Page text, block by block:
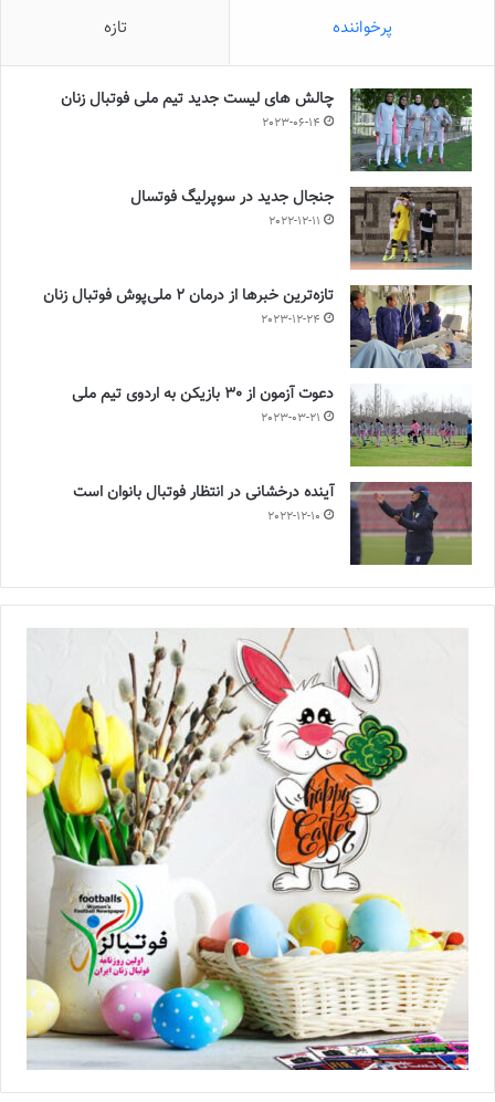
پرخواننده تازه
چالش هاى ليست جدید تيم ملى فوتبال زنان
2023-06-14
جنجال جدید در سوپرلیگ فوتسال
2022-12-11
تازه‌ترین خبرها از درمان ۲ ملی‌پوش فوتبال زنان
2023-12-24
دعوت آزمون از 30 بازیکن به اردوی تیم ملی
2023-03-21
آینده درخشانی در انتظار فوتبال بانوان است
2022-12-10